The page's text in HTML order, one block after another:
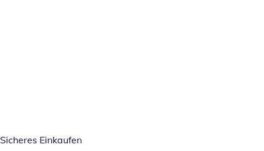
Sicheres Einkaufen